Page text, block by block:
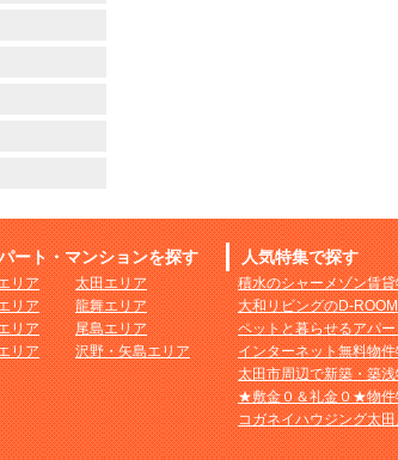
ート・マンションを探す
リア
リア
リア
リア
太田エリア
龍舞エリア
尾島エリア
沢野・矢島エリア
人気特集で探す
積水のシャーメゾン賃
大和リビングのD-
ペットと暮らせるアパ
インターネット無料物
太田市周辺で新築・築
★敷金０＆礼金０★物
コガネイハウジング太